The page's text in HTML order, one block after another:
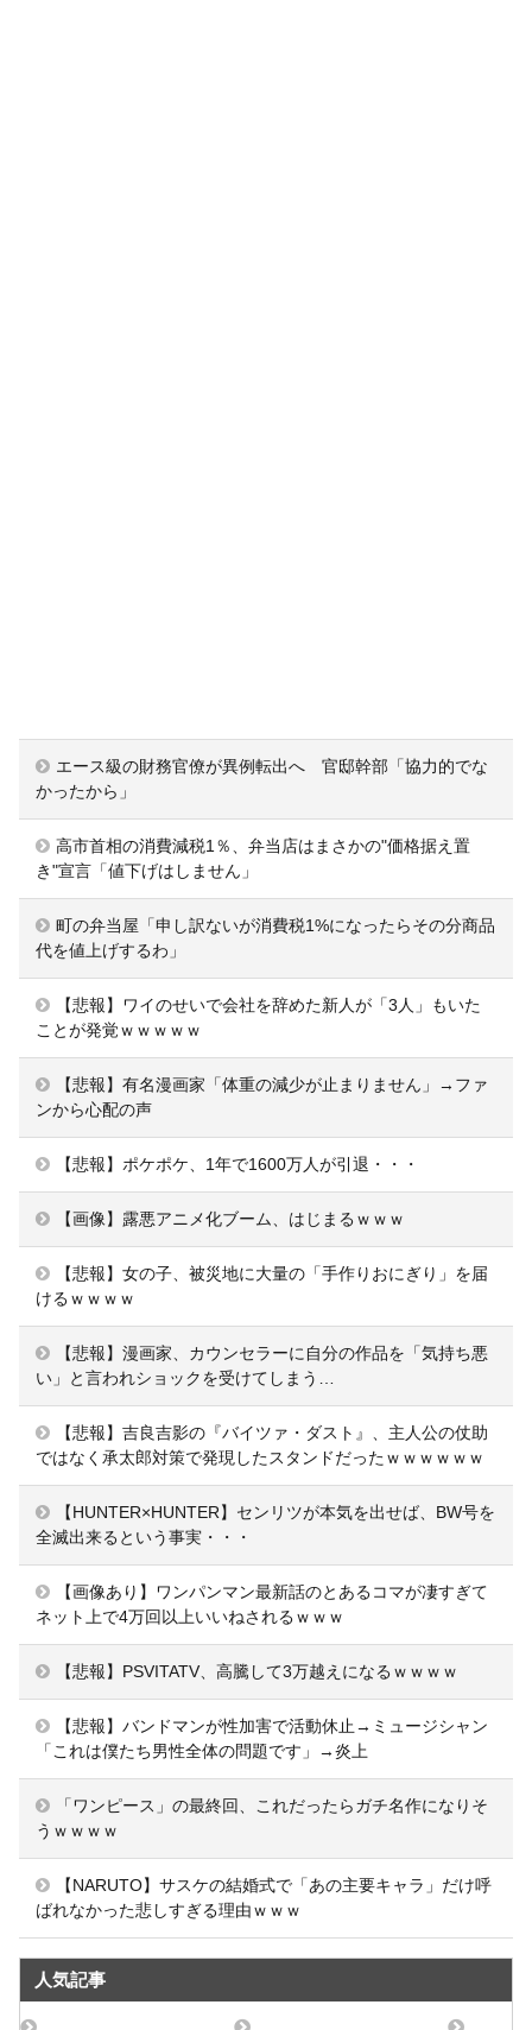
エース級の財務官僚が異例転出へ 官邸幹部「協力的でな
かったから」
高市首相の消費減税1％、弁当店はまさかの"価格据え置
き"宣言「値下げはしません」
町の弁当屋「申し訳ないが消費税1%になったらその分商品
代を値上げするわ」
【悲報】ワイのせいで会社を辞めた新人が「3人」もいた
ことが発覚ｗｗｗｗｗ
【悲報】有名漫画家「体重の減少が止まりません」→ファ
ンから心配の声
【悲報】ポケポケ、1年で1600万人が引退・・・
【画像】露悪アニメ化ブーム、はじまるｗｗｗ
【悲報】女の子、被災地に大量の「手作りおにぎり」を届
けるｗｗｗｗ
【悲報】漫画家、カウンセラーに自分の作品を「気持ち悪
い」と言われショックを受けてしまう…
【悲報】吉良吉影の『バイツァ・ダスト』、主人公の仗助
ではなく承太郎対策で発現したスタンドだったｗｗｗｗｗｗ
【HUNTER×HUNTER】センリツが本気を出せば、BW号を
全滅出来るという事実・・・
【画像あり】ワンパンマン最新話のとあるコマが凄すぎて
ネット上で4万回以上いいねされるｗｗｗ
【悲報】PSVITATV、高騰して3万越えになるｗｗｗｗ
【悲報】バンドマンが性加害で活動休止→ミュージシャン
「これは僕たち男性全体の問題です」→炎上
「ワンピース」の最終回、これだったらガチ名作になりそ
うｗｗｗｗ
【NARUTO】サスケの結婚式で「あの主要キャラ」だけ呼
ばれなかった悲しすぎる理由ｗｗｗ
人気記事